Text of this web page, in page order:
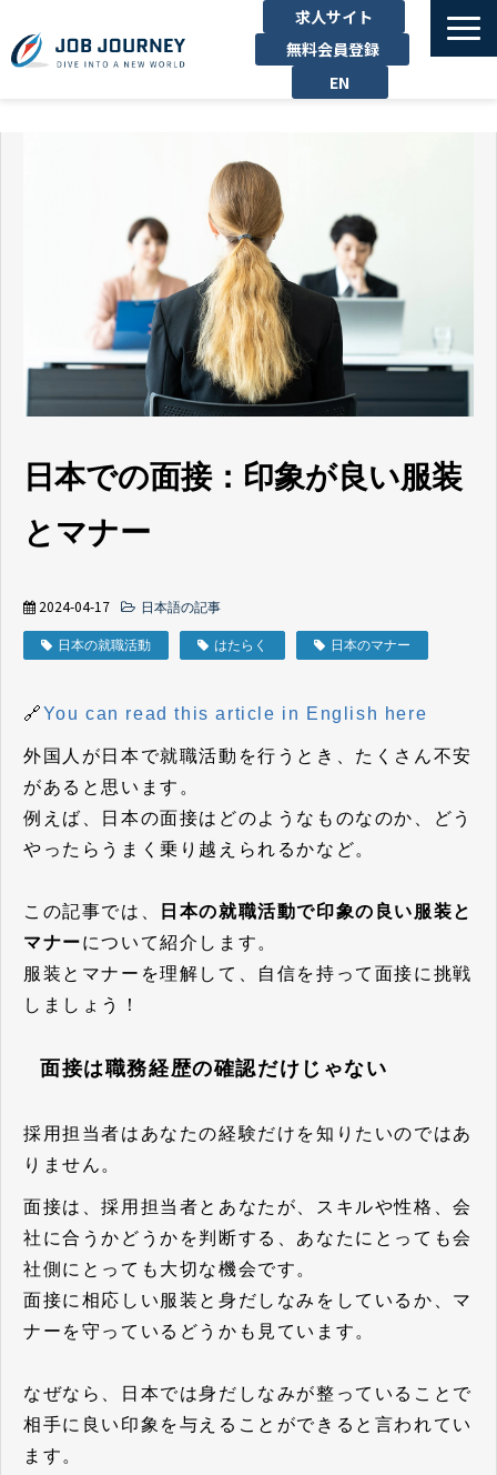
求人サイト
無料会員登録
EN
たのしむ
くらす
はたらく
勉強する
運営企業
お問い合わせ
日本での面接：印象が良い服装
とマナー
2024-04-17 日本語の記事
日本の就職活動 はたらく 日本のマナー
🔗You can read this article in English here
外国人が日本で就職活動を行うとき、たくさん不安
があると思います。
例えば、日本の面接はどのようなものなのか、どう
やったらうまく乗り越えられるかなど。
この記事では、
日本の就職活動で印象の良い服装と
マナーについて紹介します。
服装とマナーを理解して、自信を持って面接に挑戦
しましょう！
面接は職務経歴の確認だけじゃない
採用担当者はあなたの経験だけを知りたいのではあ
りません。
面接は、採用担当者とあなたが、スキルや性格、会
社に合うかどうかを判断する、あなたにとっても会
社側にとっても大切な機会です。
面接に相応しい服装と身だしなみをしているか、マ
ナーを守っているどうかも見ています。
なぜなら、日本では身だしなみが整っていることで
相手に良い印象を与えることができると言われてい
ます。